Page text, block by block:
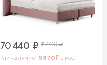
70 440 ₽ 117 410₽
или частями от5 870₽ в мес.